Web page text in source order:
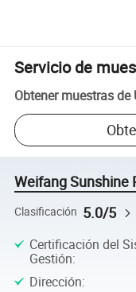
Servicio de
Obtener muestras de
Weifang Sunshine
Clasificación 5.0/5
Certificación del
Gestión:
Dirección: